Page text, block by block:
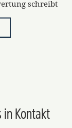
schreibt
in Kontakt